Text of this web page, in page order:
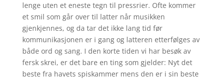
lenge uten et eneste tegn til pressrier. Ofte kommer
et smil som går over til latter når musikken
gjenkjennes, og da tar det ikke lang tid før
kommunikasjonen er i gang og latteren etterfølges av
både ord og sang. I den korte tiden vi har besøk av
fersk skrei, er det bare en ting som gjelder: Nyt det
beste fra havets spiskammer mens den er i sin beste